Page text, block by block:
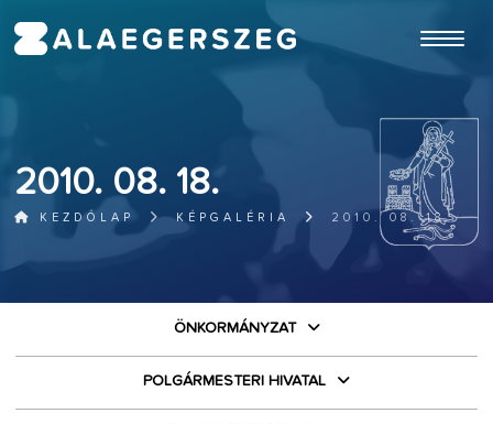
2010. 08. 18.
KEZDŐLAP KÉPGALÉRIA 2010. 08. 18.
ÖNKORMÁNYZAT
POLGÁRMESTERI HIVATAL